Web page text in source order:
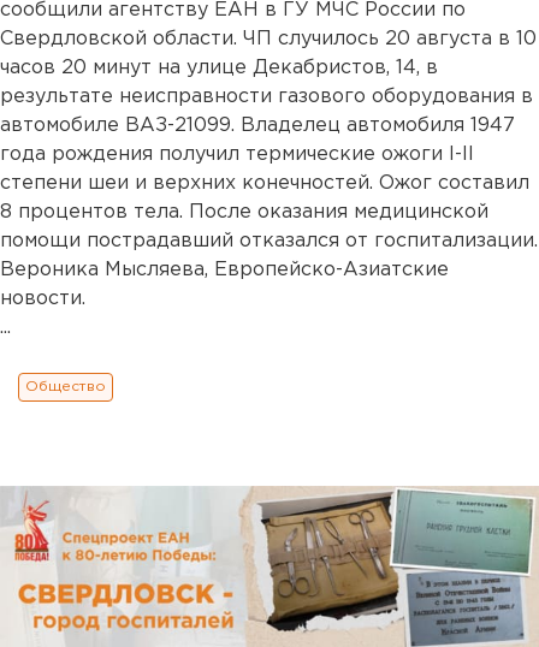
сообщили агентству ЕАН в ГУ МЧС России по
Свердловской области. ЧП случилось 20 августа в 10
часов 20 минут на улице Декабристов, 14, в
результате неисправности газового оборудования в
автомобиле ВАЗ-21099. Владелец автомобиля 1947
года рождения получил термические ожоги I-II
степени шеи и верхних конечностей. Ожог составил
8 процентов тела. После оказания медицинской
помощи пострадавший отказался от госпитализации.
Вероника Мысляева, Европейско-Азиатские
новости.
...
Общество